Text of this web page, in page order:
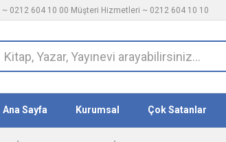
~ 0212 604 10 00 Müşteri Hizmetleri ~ 0212 604 10 10
Ana Sayfa Kurumsal Çok Satanlar